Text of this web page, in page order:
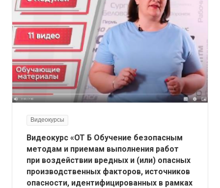
Видеокурсы
Видеокурс «ОТ Б Обучение безопасным
методам и приемам выполнения работ
при воздействии вредных и (или) опасных
производственных факторов, источников
опасности, идентифицированных в рамках